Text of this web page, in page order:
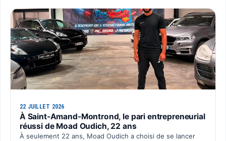
22 JUILLET 2026
À Saint-Amand-Montrond, le pari entrepreneurial
réussi de Moad Oudich, 22 ans
À seulement 22 ans, Moad Oudich a choisi de se lancer